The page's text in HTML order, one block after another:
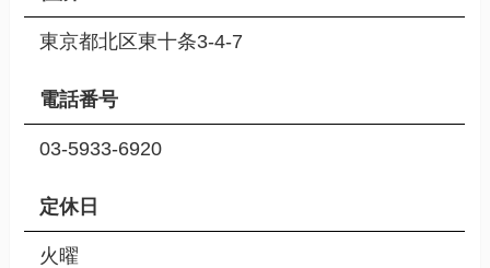
東京都北区東十条3-4-7
電話番号
03-5933-6920
定休日
火曜